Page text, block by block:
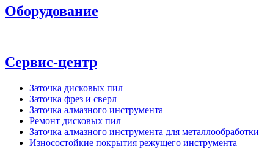
Оборудование
Сервис-центр
Заточка дисковых пил
Заточка фрез и сверл
Заточка алмазного инструмента
Ремонт дисковых пил
Заточка алмазного инструмента для металлообработки
Износостойкие покрытия режущего инструмента